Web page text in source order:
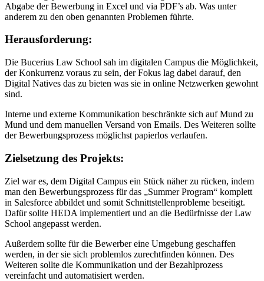
Abgabe der Bewerbung in Excel und via PDF’s ab. Was unter
anderem zu den oben genannten Problemen führte.
Herausforderung:
Die Bucerius Law School sah im digitalen Campus die Möglichkeit,
der Konkurrenz voraus zu sein, der Fokus lag dabei darauf, den
Digital Natives das zu bieten was sie in online Netzwerken gewohnt
sind.
Interne und externe Kommunikation beschränkte sich auf Mund zu
Mund und dem manuellen Versand von Emails. Des Weiteren sollte
der Bewerbungsprozess möglichst papierlos verlaufen.
Zielsetzung des Projekts:
Ziel war es, dem Digital Campus ein Stück näher zu rücken, indem
man den Bewerbungsprozess für das „Summer Program“ komplett
in Salesforce abbildet und somit Schnittstellenprobleme beseitigt.
Dafür sollte HEDA implementiert und an die Bedürfnisse der Law
School angepasst werden.
Außerdem sollte für die Bewerber eine Umgebung geschaffen
werden, in der sie sich problemlos zurechtfinden können. Des
Weiteren sollte die Kommunikation und der Bezahlprozess
vereinfacht und automatisiert werden.